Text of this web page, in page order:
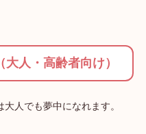
人・高齢者向け）
人でも夢中になれます。